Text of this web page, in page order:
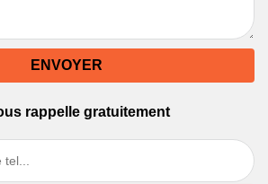
rappelle gratuitement